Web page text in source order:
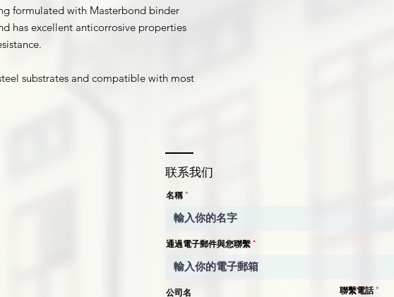
formulated with Masterbond binder
has excellent anticorrosive properties
substrates and compatible with most
名稱
通過電子郵件與您聯繫
公司名 聯繫電話
联系我们